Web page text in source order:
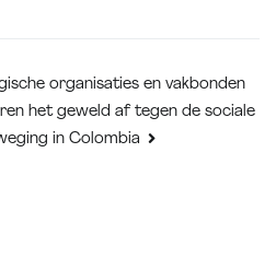
organisaties en vakbonden
het geweld af tegen de sociale
in Colombia